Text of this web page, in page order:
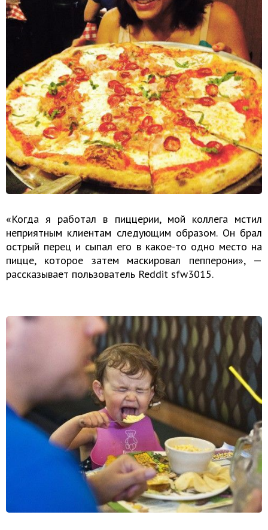
«Когда я работал в пиццерии, мой коллега мстил
неприятным клиентам следующим образом. Он брал
острый перец и сыпал его в какое-то одно место на
пицце, которое затем маскировал пепперони», —
рассказывает пользователь Reddit sfw3015.